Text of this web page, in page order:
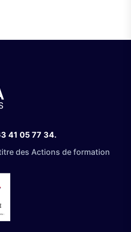
41 05 77 34.
des Actions de formation